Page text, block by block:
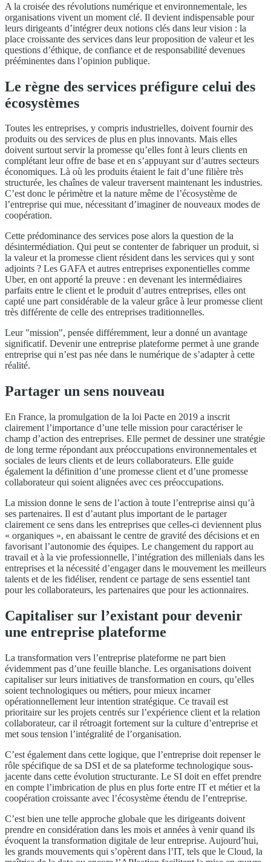
A la croisée des révolutions numérique et environnementale, les
organisations vivent un moment clé. Il devient indispensable pour
leurs dirigeants d’intégrer deux notions clés dans leur vision : la
place croissante des services dans leur proposition de valeur et les
questions d’éthique, de confiance et de responsabilité devenues
prééminentes dans l’opinion publique.
Le règne des services préfigure celui des
écosystèmes
Toutes les entreprises, y compris industrielles, doivent fournir des
produits ou des services de plus en plus innovants. Mais elles
doivent surtout servir la promesse qu’elles font à leurs clients en
complétant leur offre de base et en s’appuyant sur d’autres secteurs
économiques. Là où les produits étaient le fait d’une filière très
structurée, les chaînes de valeur traversent maintenant les industries.
C’est donc le périmètre et la nature même de l’écosystème de
l’entreprise qui mue, nécessitant d’imaginer de nouveaux modes de
coopération.
Cette prédominance des services pose alors la question de la
désintermédiation. Qui peut se contenter de fabriquer un produit, si
la valeur et la promesse client résident dans les services qui y sont
adjoints ? Les GAFA et autres entreprises exponentielles comme
Uber, en ont apporté la preuve : en devenant les intermédiaires
parfaits entre le client et le produit d’autres entreprises, elles ont
capté une part considérable de la valeur grâce à leur promesse client
très différente de celle des entreprises traditionnelles.
Leur "mission", pensée différemment, leur a donné un avantage
significatif. Devenir une entreprise plateforme permet à une grande
entreprise qui n’est pas née dans le numérique de s’adapter à cette
réalité.
Partager un sens nouveau
En France, la promulgation de la loi Pacte en 2019 a inscrit
clairement l’importance d’une telle mission pour caractériser le
champ d’action des entreprises. Elle permet de dessiner une stratégie
de long terme répondant aux préoccupations environnementales et
sociales de leurs clients et de leurs collaborateurs. Elle guide
également la définition d’une promesse client et d’une promesse
collaborateur qui soient alignées avec ces préoccupations.
La mission donne le sens de l’action à toute l’entreprise ainsi qu’à
ses partenaires. Il est d’autant plus important de le partager
clairement ce sens dans les entreprises que celles-ci deviennent plus
« organiques », en abaissant le centre de gravité des décisions et en
favorisant l’autonomie des équipes. Le changement du rapport au
travail et à la vie professionnelle, l’intégration des millenials dans les
entreprises et la nécessité d’engager dans le mouvement les meilleurs
talents et de les fidéliser, rendent ce partage de sens essentiel tant
pour les collaborateurs, les partenaires que pour les actionnaires.
Capitaliser sur l’existant pour devenir
une entreprise plateforme
La transformation vers l’entreprise plateforme ne part bien
évidemment pas d’une feuille blanche. Les organisations doivent
capitaliser sur leurs initiatives de transformation en cours, qu’elles
soient technologiques ou métiers, pour mieux incarner
opérationnellement leur intention stratégique. Ce travail est
prioritaire sur les projets centrés sur l’expérience client et la relation
collaborateur, car il rétroagit fortement sur la culture d’entreprise et
met sous tension l’intégralité de l’organisation.
C’est également dans cette logique, que l’entreprise doit repenser le
rôle spécifique de sa DSI et de sa plateforme technologique sous-
jacente dans cette évolution structurante. Le SI doit en effet prendre
en compte l’imbrication de plus en plus forte entre IT et métier et la
coopération croissante avec l’écosystème étendu de l’entreprise.
C’est bien une telle approche globale que les dirigeants doivent
prendre en considération dans les mois et années à venir quand ils
évoquent la transformation digitale de leur entreprise. Aujourd’hui,
les grands mouvements qui s’opèrent dans l’IT, tels que le Cloud, la